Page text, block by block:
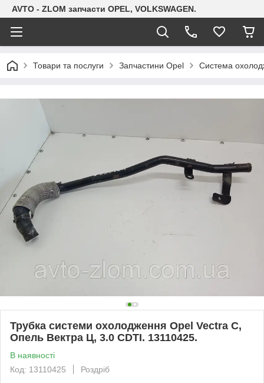
AVTO - ZLOM запчасти OPEL, VOLKSWAGEN.
Товари та послуги Запчастини Opel Система
Трубка системи охолодження Opel Vectra C,
Опель Вектра Ц, 3.0 CDTI. 13110425.
В наявності
Код: 13110425
Роздріб